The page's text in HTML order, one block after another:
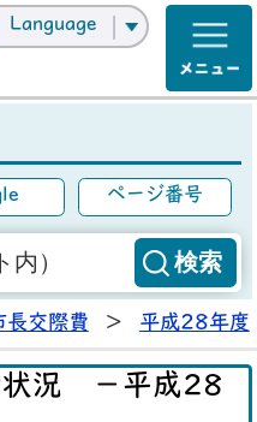
Language
ページ番号
長交際費 > 平成28年度
状況 －平成28